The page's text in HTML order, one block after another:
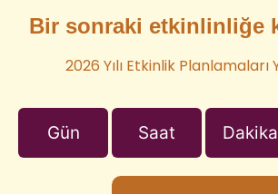
Bir sonraki etkinlinliğe
2026 Yılı Etkinlik Planlamaları
Gün Saat Dakika